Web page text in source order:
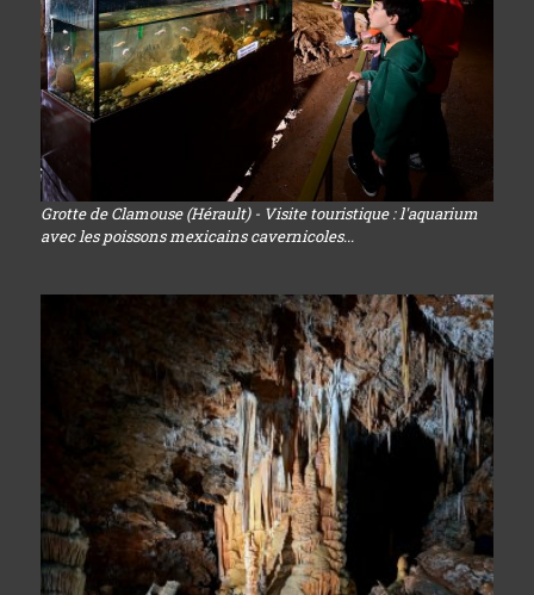
Grotte de Clamouse (Hérault) - Visite touristique : l'aquarium
avec les poissons mexicains cavernicoles...